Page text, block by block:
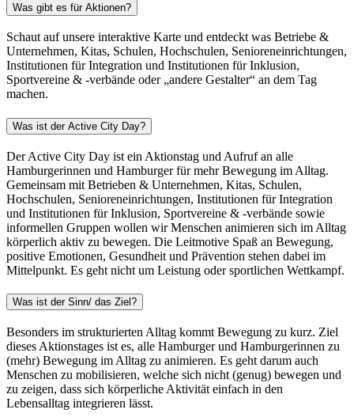
Was gibt es für Aktionen?
Schaut auf unsere interaktive Karte und entdeckt was Betriebe &
Unternehmen, Kitas, Schulen, Hochschulen, Senioreneinrichtungen,
Institutionen für Integration und Institutionen für Inklusion,
Sportvereine & -verbände oder „andere Gestalter“ an dem Tag
machen.
Was ist der Active City Day?
Der Active City Day ist ein Aktionstag und Aufruf an alle
Hamburgerinnen und Hamburger für mehr Bewegung im Alltag.
Gemeinsam mit Betrieben & Unternehmen, Kitas, Schulen,
Hochschulen, Senioreneinrichtungen, Institutionen für Integration
und Institutionen für Inklusion, Sportvereine & -verbände sowie
informellen Gruppen wollen wir Menschen animieren sich im Alltag
körperlich aktiv zu bewegen. Die Leitmotive Spaß an Bewegung,
positive Emotionen, Gesundheit und Prävention stehen dabei im
Mittelpunkt. Es geht nicht um Leistung oder sportlichen Wettkampf.
Was ist der Sinn/ das Ziel?
Besonders im strukturierten Alltag kommt Bewegung zu kurz. Ziel
dieses Aktionstages ist es, alle Hamburger und Hamburgerinnen zu
(mehr) Bewegung im Alltag zu animieren. Es geht darum auch
Menschen zu mobilisieren, welche sich nicht (genug) bewegen und
zu zeigen, dass sich körperliche Aktivität einfach in den
Lebensalltag integrieren lässt.